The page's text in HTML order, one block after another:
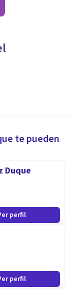
te pueden
Duque
perfil
perfil